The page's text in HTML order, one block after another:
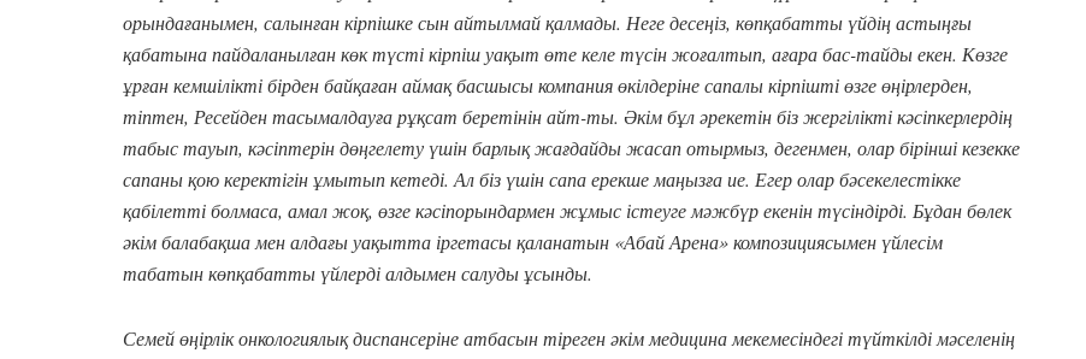
орындағанымен, салынған кірпішке сын айтылмай қалмады. Неге десеңіз, көпқабатты үйдің астыңғы
қабатына пайдаланылған көк түсті кірпіш уақыт өте келе түсін жоғалтып, ағара бас-тайды екен. Көзге
ұрған кемшілікті бірден байқаған аймақ басшысы компания өкілдеріне сапалы кірпішті өзге өңірлерден,
тіптен, Ресейден тасымалдауға рұқсат беретінін айт-ты. Әкім бұл әрекетін біз жергілікті кәсіпкерлердің
табыс тауып, кәсіптерін дөңгелету үшін барлық жағдайды жасап отырмыз, дегенмен, олар бірінші кезекке
сапаны қою керектігін ұмытып кетеді. Ал біз үшін сапа ерекше маңызға ие. Егер олар бәсекелестікке
қабілетті болмаса, амал жоқ, өзге кәсіпорындармен жұмыс істеуге мәжбүр екенін түсіндірді. Бұдан бөлек
әкім балабақша мен алдағы уақытта іргетасы қаланатын «Абай Арена» композициясымен үйлесім
табатын көпқабатты үйлерді алдымен салуды ұсынды.
Семей өңірлік онкологиялық диспансеріне атбасын тіреген әкім медицина мекемесіндегі түйткілді мәселенің